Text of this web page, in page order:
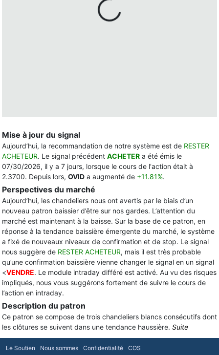
Mise à jour du signal
Aujourd’hui, la recommandation de notre système est de RESTER
ACHETEUR. Le signal précédent ACHETER a été émis le
07/30/2026, il y a 7 jours, lorsque le cours de l'action était à
2.3700. Depuis lors, OVID a augmenté de +11.81%.
Perspectives du marché
Aujourd’hui, les chandeliers nous ont avertis par le biais d’un
nouveau patron baissier d’être sur nos gardes. L’attention du
marché est maintenant à la baisse. Sur la base de ce patron, en
réponse à la tendance baissière émergente du marché, le système
a fixé de nouveaux niveaux de confirmation et de stop. Le signal
nous suggère de RESTER ACHETEUR, mais il est très probable
qu’une confirmation baissière vienne changer le signal en un signal
<VENDRE. Le module intraday différé est activé. Au vu des risques
impliqués, nous vous suggérons fortement de suivre le cours de
l’action en intraday.
Description du patron
Ce patron se compose de trois chandeliers blancs consécutifs dont
les clôtures se suivent dans une tendance haussière. Suite
Le Soutien Nous sommes Confidentialité COS